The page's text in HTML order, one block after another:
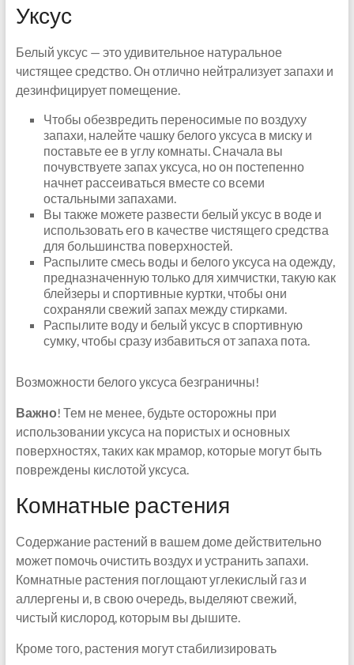
Уксус
Белый уксус — это удивительное натуральное
чистящее средство. Он отлично нейтрализует запахи и
дезинфицирует помещение.
Чтобы обезвредить переносимые по воздуху
запахи, налейте чашку белого уксуса в миску и
поставьте ее в углу комнаты. Сначала вы
почувствуете запах уксуса, но он постепенно
начнет рассеиваться вместе со всеми
остальными запахами.
Вы также можете развести белый уксус в воде и
использовать его в качестве чистящего средства
для большинства поверхностей.
Распылите смесь воды и белого уксуса на одежду,
предназначенную только для химчистки, такую ​​как
блейзеры и спортивные куртки, чтобы они
сохраняли свежий запах между стирками.
Распылите воду и белый уксус в спортивную
сумку, чтобы сразу избавиться от запаха пота.
Возможности белого уксуса безграничны!
Важно! Тем не менее, будьте осторожны при
использовании уксуса на пористых и основных
поверхностях, таких как мрамор, которые могут быть
повреждены кислотой уксуса.
Комнатные растения
Содержание растений в вашем доме действительно
может помочь очистить воздух и устранить запахи.
Комнатные растения поглощают углекислый газ и
аллергены и, в свою очередь, выделяют свежий,
чистый кислород, которым вы дышите.
Кроме того, растения могут стабилизировать